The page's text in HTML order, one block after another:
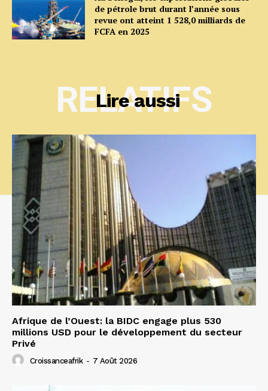
de pétrole brut durant l’année sous
revue ont atteint 1 528,0 milliards de
FCFA en 2025
Lire aussi
RELATIFS
Afrique de l’Ouest: la BIDC engage plus 530
millions USD pour le développement du secteur
Privé
Croissanceafrik - 7 Août 2026